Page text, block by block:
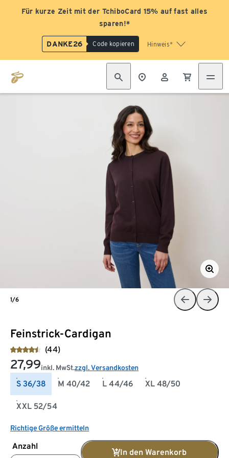
Für kurze Zeit mit der TchiboCard 15% auf fast alles
sparen!*
DANKE26 Code kopieren Hinweis*
Feinstrick-Cardigan
(44)
27,99inkl. MwSt.zzgl. Versandkosten
S 36/38 M 40/42 L 44/46 XL 48/50
XXL 52/54
Richtige Größe ermitteln
Anzahl
In den Warenkorb
1/6